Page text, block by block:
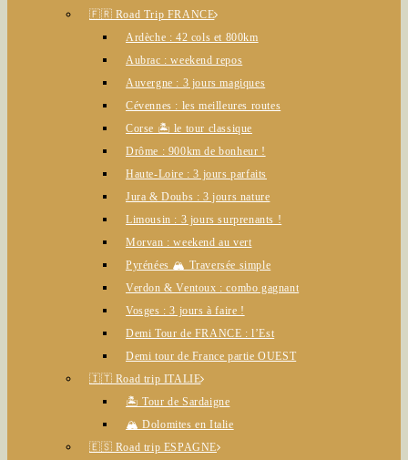
🇫🇷 Road Trip FRANCE
Ardèche : 42 cols et 800km
Aubrac : weekend repos
Auvergne : 3 jours magiques
Cévennes : les meilleures routes
Corse 🏝️ le tour classique
Drôme : 900km de bonheur !
Haute-Loire : 3 jours parfaits
Jura & Doubs : 3 jours nature
Limousin : 3 jours surprenants !
Morvan : weekend au vert
Pyrénées 🏔️ Traversée simple
Verdon & Ventoux : combo gagnant
Vosges : 3 jours à faire !
Demi Tour de FRANCE : l’Est
Demi tour de France partie OUEST
🇮🇹 Road trip ITALIE
🏝️ Tour de Sardaigne
🏔️ Dolomites en Italie
🇪🇸 Road trip ESPAGNE